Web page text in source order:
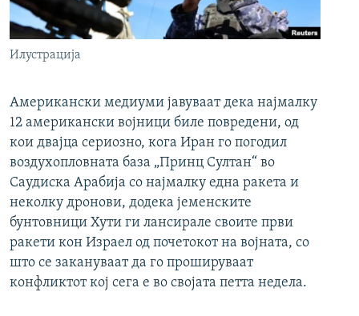
Илустрација
Американски медиуми јавуваат дека најмалку
12 американски војници биле повредени, од
кои двајца сериозно, кога Иран го погодил
воздухопловната база „Принц Султан“ во
Саудиска Арабија со најмалку една ракета и
неколку дронови, додека јеменските
бунтовници Хути ги лансирале своите први
ракети кон Израел од почетокот на војната, со
што се закануваат да го прошируваат
конфликтот кој сега е во својата петта недела.